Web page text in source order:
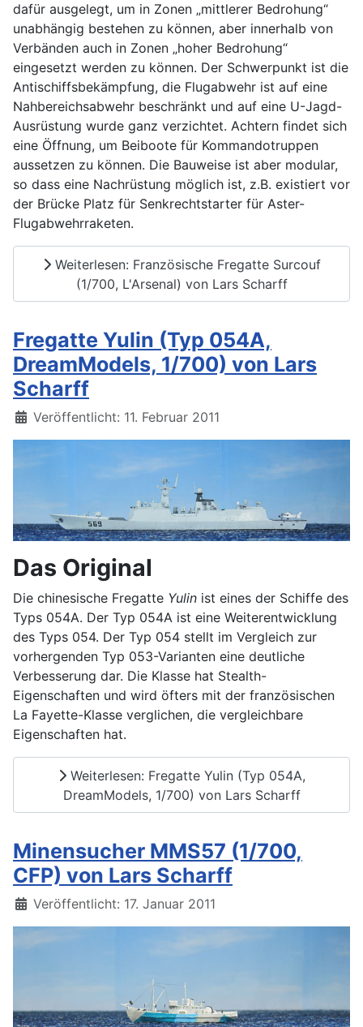
dafür ausgelegt, um in Zonen „mittlerer Bedrohung“
unabhängig bestehen zu können, aber innerhalb von
Verbänden auch in Zonen „hoher Bedrohung“
eingesetzt werden zu können. Der Schwerpunkt ist die
Antischiffsbekämpfung, die Flugabwehr ist auf eine
Nahbereichsabwehr beschränkt und auf eine U-Jagd-
Ausrüstung wurde ganz verzichtet. Achtern findet sich
eine Öffnung, um Beiboote für Kommandotruppen
aussetzen zu können. Die Bauweise ist aber modular,
so dass eine Nachrüstung möglich ist, z.B. existiert vor
der Brücke Platz für Senkrechtstarter für Aster-
Flugabwehrraketen.
Weiterlesen: Französische Fregatte Surcouf
(1/700, L'Arsenal) von Lars Scharff
Fregatte Yulin (Typ 054A,
DreamModels, 1/700) von Lars
Scharff
Details
Veröffentlicht: 11. Februar 2011
Das Original
Die chinesische Fregatte Yulin ist eines der Schiffe des
Typs 054A. Der Typ 054A ist eine Weiterentwicklung
des Typs 054. Der Typ 054 stellt im Vergleich zur
vorhergenden Typ 053-Varianten eine deutliche
Verbesserung dar. Die Klasse hat Stealth-
Eigenschaften und wird öfters mit der französischen
La Fayette-Klasse verglichen, die vergleichbare
Eigenschaften hat.
Weiterlesen: Fregatte Yulin (Typ 054A,
DreamModels, 1/700) von Lars Scharff
Minensucher MMS57 (1/700,
CFP) von Lars Scharff
Details
Veröffentlicht: 17. Januar 2011